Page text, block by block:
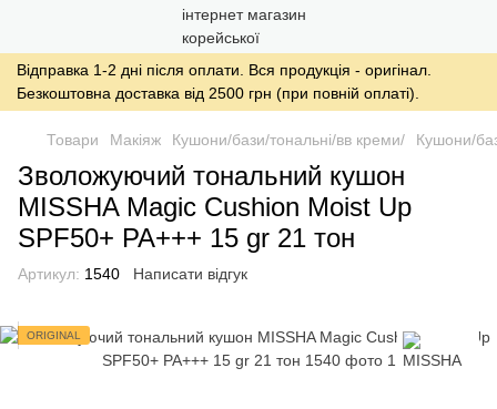
Відправка 1-2 дні після оплати. Вся продукція - оригінал.
Безкоштовна доставка від 2500 грн (при повній оплаті).
Товари Макіяж Кушони/бази/тональні/вв креми/ Кушони/
Зволожуючий тональний кушон
MISSHA Magic Cushion Moist Up
SPF50+ PA+++ 15 gr 21 тон
Артикул: 1540 Написати відгук
ORIGINAL